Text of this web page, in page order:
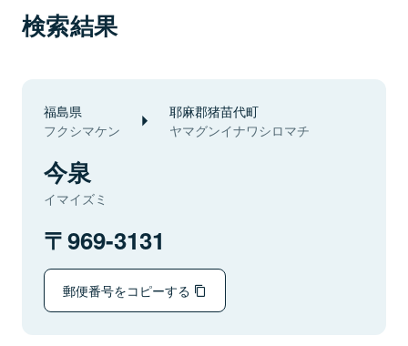
検索結果
福島県
フクシマケン
耶麻郡猪苗代町
ヤマグンイナワシロマチ
今泉
イマイズミ
969-3131
郵便番号をコピーする